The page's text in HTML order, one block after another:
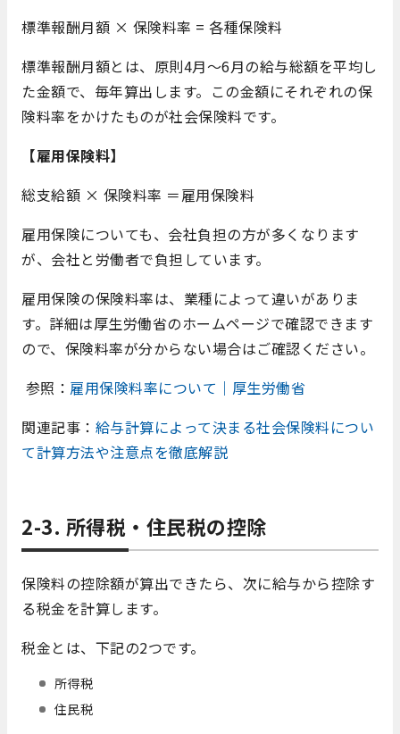
標準報酬月額 × 保険料率 = 各種保険料
標準報酬月額とは、原則4月～6月の給与総額を平均し
た金額で、毎年算出します。この金額にそれぞれの保
険料率をかけたものが社会保険料です。
【雇用保険料】
総支給額 × 保険料率 ＝雇用保険料
雇用保険についても、会社負担の方が多くなります
が、会社と労働者で負担しています。
雇用保険の保険料率は、業種によって違いがありま
す。詳細は厚生労働省のホームページで確認できます
ので、保険料率が分からない場合はご確認ください。
参照： 雇用保険料率について｜厚生労働省
関連記事： 給与計算によって決まる社会保険料につい
て計算方法や注意点を徹底解説
2-3. 所得税・住民税の控除
保険料の控除額が算出できたら、次に給与から控除す
る税金を計算します。
税金とは、下記の2つです。
所得税
住民税